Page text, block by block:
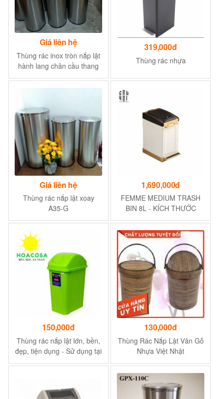
Giá liên hệ
Thùng rác inox tròn nắp lật
hành lang chân cầu thang
cửa thang máy
319,000đ
Thùng rác nhựa
Giá liên hệ
Thùng rác nắp lật xoay
A35-G
1,690,000đ
FEMME MEDIUM TRASH
BIN 8L - KÍCH THƯỚC
32x20x39 CM, DUNG TÍCH
8L
150,000đ
Thùng rác nắp lật lớn, bền,
đẹp, tiện dụng - Sử dụng tại
các nơi cộng cộng
130,000đ
Thùng Rác Nắp Lật Vân Gỗ
Nhựa Việt Nhật